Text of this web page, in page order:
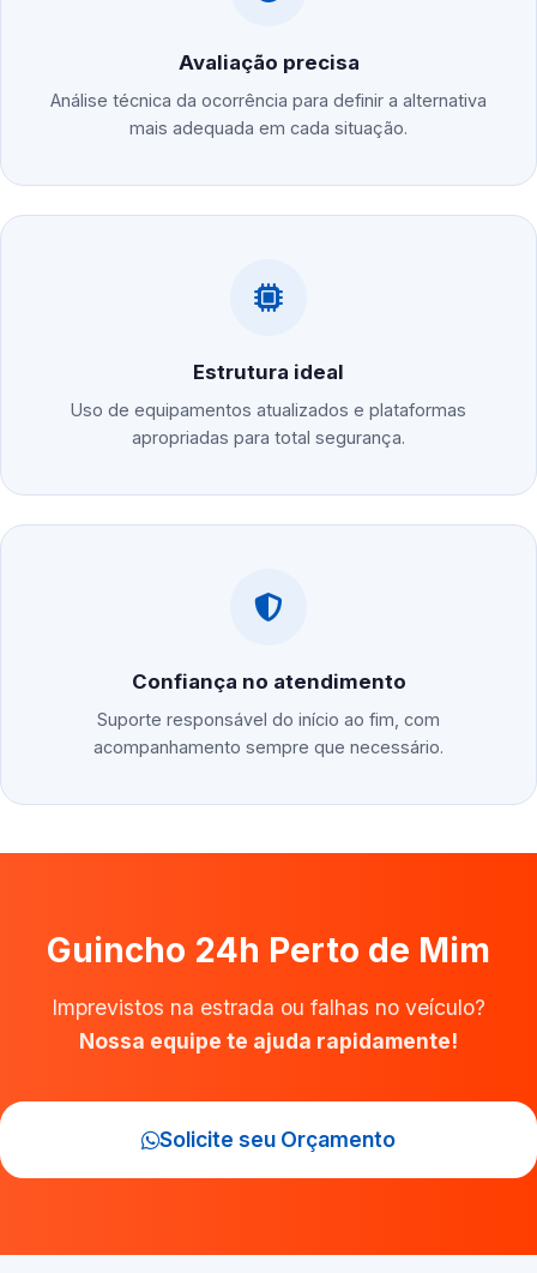
Avaliação precisa
Análise técnica da ocorrência para definir a alternativa
mais adequada em cada situação.
Estrutura ideal
Uso de equipamentos atualizados e plataformas
apropriadas para total segurança.
Confiança no atendimento
Suporte responsável do início ao fim, com
acompanhamento sempre que necessário.
Guincho 24h Perto de Mim
Imprevistos na estrada ou falhas no veículo?
Nossa equipe te ajuda rapidamente!
Solicite seu Orçamento